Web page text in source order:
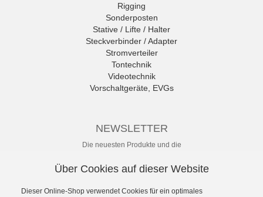
Rigging
Sonderposten
Stative / Lifte / Halter
Steckverbinder / Adapter
Stromverteiler
Tontechnik
Videotechnik
Vorschaltgeräte, EVGs
NEWSLETTER
Die neuesten Produkte und die
Ihr nichts mehr verpasst.
Über Cookies auf dieser Website
Dieser Online-Shop verwendet Cookies für ein optimales